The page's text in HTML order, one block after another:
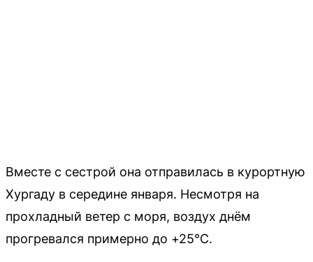
Вместе с сестрой она отправилась в курортную
Хургаду в середине января. Несмотря на
прохладный ветер с моря, воздух днём
прогревался примерно до +25°C.